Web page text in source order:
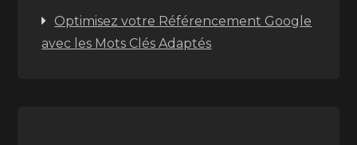
Optimisez votre Référencement Google
avec les Mots Clés Adaptés